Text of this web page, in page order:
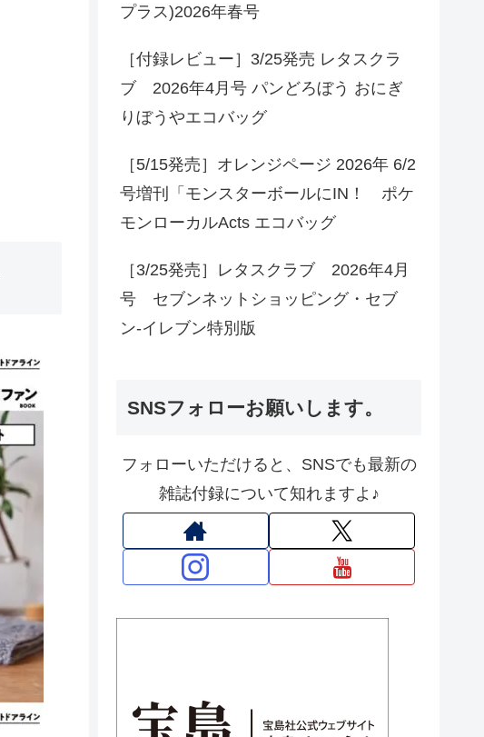
プラス)2026年春号
［付録レビュー］3/25発売 レタスクラ
ブ 2026年4月号 パンどろぼう おにぎ
りぼうやエコバッグ
［5/15発売］オレンジページ 2026年 6/2
号増刊「モンスターボールにIN！ ポケ
モンローカルActs エコバッグ
［3/25発売］レタスクラブ 2026年4月
号 セブンネットショッピング・セブ
ン‐イレブン特別版
SNSフォローお願いします。
フォローいただけると、SNSでも最新の
雑誌付録について知れますよ♪